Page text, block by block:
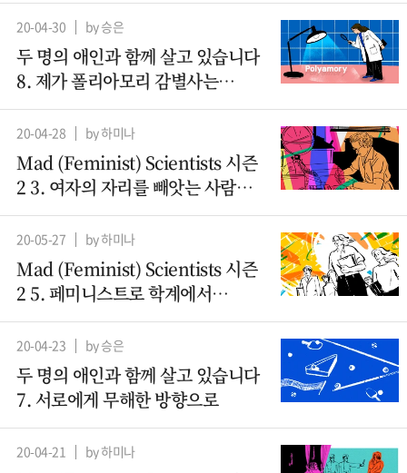
20-04-30 by 승은
두 명의 애인과 함께 살고 있습니다
8. 제가 폴리아모리 감별사는
아니지만요
20-04-28 by 하미나
Mad (Feminist) Scientists 시즌
2 3. 여자의 자리를 빼앗는 사람들 -
컴퓨터과학(1)
20-05-27 by 하미나
Mad (Feminist) Scientists 시즌
2 5. 페미니스트로 학계에서
살아남기
20-04-23 by 승은
두 명의 애인과 함께 살고 있습니다
7. 서로에게 무해한 방향으로
20-04-21 by 하미나